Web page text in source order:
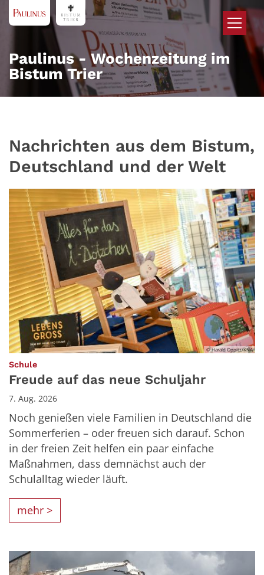
Zum Inhalt springen
Paulinus - Wochenzeitung im
Bistum Trier
Nachrichten aus dem Bistum,
Deutschland und der Welt
© Harald Oppitz/KNA
Schule:
Freude auf das neue Schuljahr
7. Aug. 2026
Noch genießen viele Familien in Deutschland die
Sommerferien – oder freuen sich darauf. Schon
in der freien Zeit helfen ein paar einfache
Maßnahmen, dass demnächst auch der
Schulalltag wieder läuft.
mehr >